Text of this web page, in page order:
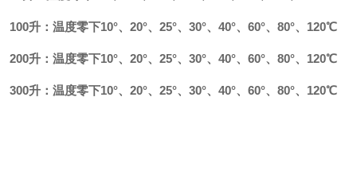
100升： 温度零下10°、20°、25°、30°、40°、60°、80°、120℃
200升： 温度零下10°、20°、25°、30°、40°、60°、80°、120℃
300升： 温度零下10°、20°、25°、30°、40°、60°、80°、120℃